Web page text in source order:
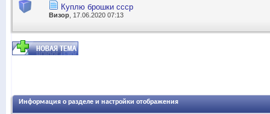
Куплю брошки ссср
Визор , 17.06.2020 07:13
Информация о разделе и настройки отображения